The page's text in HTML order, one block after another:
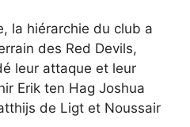
la hiérarchie du club a
des Red Devils,
leur attaque et leur
Erik ten Hag Joshua
de Ligt et Noussair